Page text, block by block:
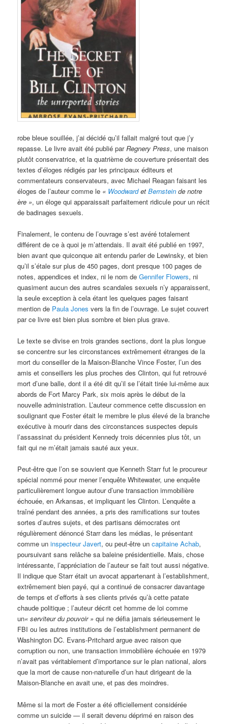
robe bleue souillée, j’ai décidé qu’il fallait malgré tout que j’y
repasse. Le livre avait été publié parRegnery Press, une maison
plutôt conservatrice, et la quatrième de couverture présentait des
textes d’éloges rédigés par les principaux éditeurs et
commentateurs conservateurs, avec Michael Reagan faisant les
éloges de l’auteur comme le « WoodwardetBernstein de notre
ère », un éloge qui apparaissait parfaitement ridicule pour un récit
de badinages sexuels.
Finalement, le contenu de l’ouvrage s’est avéré totalement
différent de ce à quoi je m’attendais. Il avait été publié en 1997,
bien avant que quiconque ait entendu parler de Lewinsky, et bien
qu’il s’étale sur plus de 450 pages, dont presque 100 pages de
notes, appendices et index, ni le nom deGennifer Flowers, ni
quasiment aucun des autres scandales sexuels n’y apparaissent,
la seule exception à cela étant les quelques pages faisant
mention de Paula Jones vers la fin de l’ouvrage. Le sujet couvert
par ce livre est bien plus sombre et bien plus grave.
Le texte se divise en trois grandes sections, dont la plus longue
se concentre sur les circonstances extrêmement étranges de la
mort du conseiller de la Maison-Blanche Vince Foster, l’un des
amis et conseillers les plus proches des Clinton, qui fut retrouvé
mort d’une balle, dont il a été dit qu’il se l’était tirée lui-même aux
abords de Fort Marcy Park, six mois après le début de la
nouvelle administration. L’auteur commence cette discussion en
soulignant que Foster était le membre le plus élevé de la branche
exécutive à mourir dans des circonstances suspectes depuis
l’assassinat du président Kennedy trois décennies plus tôt, un
fait qui ne m’était jamais sauté aux yeux.
Peut-être que l’on se souvient que Kenneth Starr fut le procureur
spécial nommé pour mener l’enquête Whitewater, une enquête
particulièrement longue autour d’une transaction immobilière
échouée, en Arkansas, et impliquant les Clinton. L’enquête a
traîné pendant des années, a pris des ramifications sur toutes
sortes d’autres sujets, et des partisans démocrates ont
régulièrement dénoncé Starr dans les médias, le présentant
comme uninspecteur Javert, ou peut-être uncapitaine Achab,
poursuivant sans relâche sa baleine présidentielle. Mais, chose
intéressante, l’appréciation de l’auteur se fait tout aussi négative.
Il indique que Starr était un avocat appartenant à l’establishment,
extrêmement bien payé, qui a continué de consacrer davantage
de temps et d’efforts à ses clients privés qu’à cette patate
chaude politique ; l’auteur décrit cet homme de loi comme
un« serviteur du pouvoir » qui ne défia jamais sérieusement le
FBI ou les autres institutions de l’establishment permanent de
Washington DC. Evans-Pritchard argue avec raison que
corruption ou non, une transaction immobilière échouée en 1979
n’avait pas véritablement d’importance sur le plan national, alors
que la mort de cause non-naturelle d’un haut dirigeant de la
Maison-Blanche en avait une, et pas des moindres.
Même si la mort de Foster a été officiellement considérée
comme un suicide — il serait devenu déprimé en raison des